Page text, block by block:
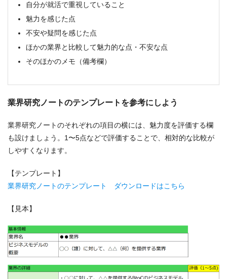
自分が就活で重視していること
魅力を感じた点
不安や疑問を感じた点
ほかの業界と比較して魅力的な点・不安な点
そのほかのメモ（備考欄）
業界研究ノートのテンプレートを参考にしよう
業界研究ノートのそれぞれの項目の横には、魅力度を評価する欄
も設けましょう。1〜5点などで評価することで、相対的な比較が
しやすくなります。
【テンプレート】
業界研究ノートのテンプレート ダウンロードはこちら
【見本】